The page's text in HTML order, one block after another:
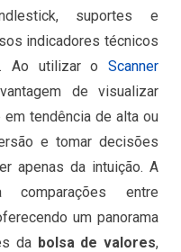
suportes e
indicadores técnicos
Ao utilizar o Scanner
de visualizar
tendência de alta ou
e tomar decisões
apenas da intuição. A
comparações entre
um panorama
da bolsa de valores,